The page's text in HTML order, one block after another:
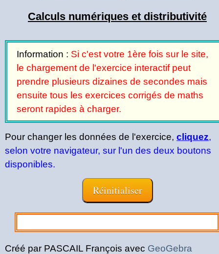
Calculs numériques et distributivité
Information : Si c'est votre 1ère fois sur le site,
le chargement de l'exercice interactif peut
prendre plusieurs dizaines de secondes mais
ensuite tous les exercices corrigés de maths
seront rapides à charger.
Pour changer les données de l'exercice, cliquez,
selon votre navigateur, sur l'un des deux boutons
disponibles.
Créé par PASCAIL François avec GeoGebra